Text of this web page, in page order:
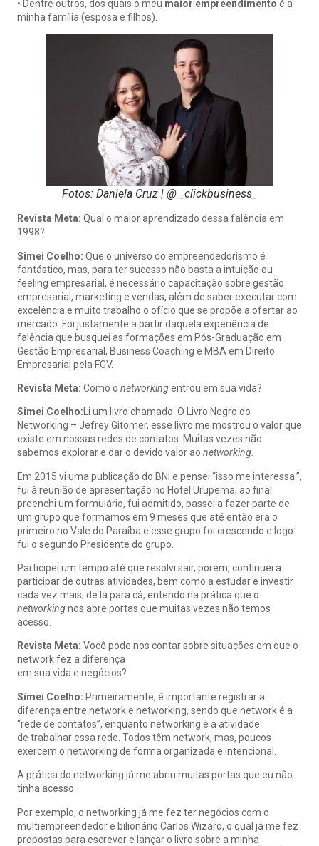
• Dentre outros, dos quais o meu maior empreendimento é a
minha família (esposa e filhos).
Fotos: Daniela Cruz | @ _clickbusiness_
Revista Meta: Qual o maior aprendizado dessa falência em
1998?
Simei Coelho: Que o universo do empreendedorismo é
fantástico, mas, para ter sucesso não basta a intuição ou
feeling empresarial, é necessário capacitação sobre gestão
empresarial, marketing e vendas, além de saber executar com
excelência e muito trabalho o ofício que se propõe a ofertar ao
mercado. Foi justamente a partir daquela experiência de
falência que busquei as formações em Pós-Graduação em
Gestão Empresarial, Business Coaching e MBA em Direito
Empresarial pela FGV.
Revista Meta: Como o networkingentrou em sua vida?
Simei Coelho:Li um livro chamado: O Livro Negro do
Networking – Jefrey Gitomer, esse livro me mostrou o valor que
existe em nossas redes de contatos. Muitas vezes não
sabemos explorar e dar o devido valor ao networking.
Em 2015 vi uma publicação do BNI e pensei “isso me interessa.”,
fui à reunião de apresentação no Hotel Urupema, ao final
preenchi um formulário, fui admitido, passei a fazer parte de
um grupo que formamos em 9 meses que até então era o
primeiro no Vale do Paraíba e esse grupo foi crescendo e logo
fui o segundo Presidente do grupo.
Participei um tempo até que resolvi sair, porém, continuei a
participar de outras atividades, bem como a estudar e investir
cada vez mais; de lá para cá, entendo na prática que o
networkingnos abre portas que muitas vezes não temos
acesso.
Revista Meta: Você pode nos contar sobre situações em que o
network fez a diferença
em sua vida e negócios?
Simei Coelho: Primeiramente, é importante registrar a
diferença entre network e networking, sendo que network é a
“rede de contatos”, enquanto networking é a atividade
de trabalhar essa rede. Todos têm network, mas, poucos
exercem o networking de forma organizada e intencional.
A prática do networking já me abriu muitas portas que eu não
tinha acesso.
Por exemplo, o networking já me fez ter negócios com o
multiempreendedor e bilionário Carlos Wizard, o qual já me fez
propostas para escrever e lançar o livro sobre a minha